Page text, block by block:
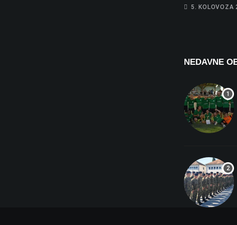
piše kći pa
5. KOLOVOZA
NEDAVNE